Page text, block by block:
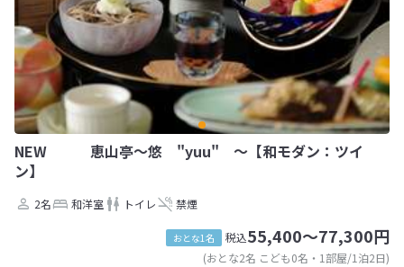
NEW 恵山亭〜悠 "yuu" 〜【和モダン：ツイ
ン】
2名 和洋室 トイレ 禁煙
おとな1名 税込55,400～77,300円
(おとな2名 こども0名・1部屋/1泊2日)